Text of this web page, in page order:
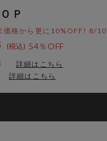
Ｐ
価格から更に10%OFF! 8/
54％OFF
詳細はこちら
詳細はこちら